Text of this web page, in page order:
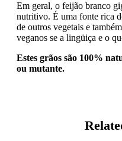
Em geral, o feijão branco
nutritivo. É uma fonte rica
de outros vegetais e
veganos se a lingüiça e o
Estes grãos são 100%
ou mutante.